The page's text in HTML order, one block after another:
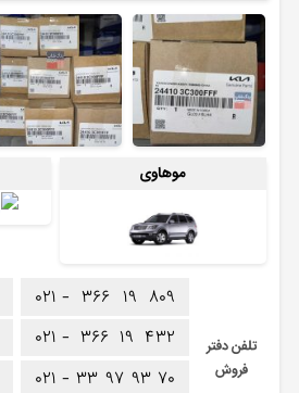
موهاوی
تلفن دفتر
فروش
۰۲۱ - ۳۶۶ ۱۹ ۸۰۹
۰۲۱ - ۳۶۶ ۱۹ ۴۳۲
۰۲۱ - ۳۳ ۹۷ ۹۳ ۷۰